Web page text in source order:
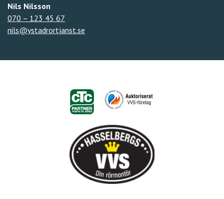
Nils Nilsson
070 – 123 45 67
nils@ystadrortjanst.se